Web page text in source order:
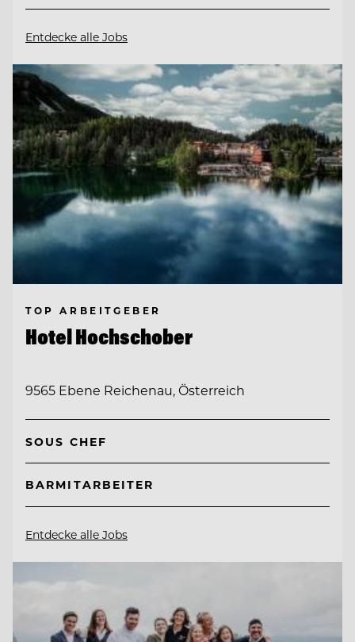
Entdecke alle Jobs
TOP ARBEITGEBER
Hotel Hochschober
9565 Ebene Reichenau, Österreich
SOUS CHEF
BARMITARBEITER
Entdecke alle Jobs